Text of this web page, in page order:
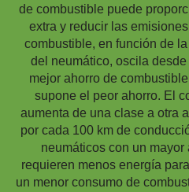
de combustible puede
extra y reducir las
combustible, en función de
del neumático, oscila
mejor ahorro de
supone el peor ahorro. El
aumenta de una clase a otra
por cada 100 km de
neumáticos con un
requieren menos energía
un menor consumo de